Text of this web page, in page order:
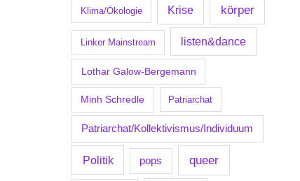
Klima/Ökologie Krise körper
Linker Mainstream listen&dance
Lothar Galow-Bergemann
Minh Schredle Patriarchat
Patriarchat/Kollektivismus/Individuum
Politik pops queer